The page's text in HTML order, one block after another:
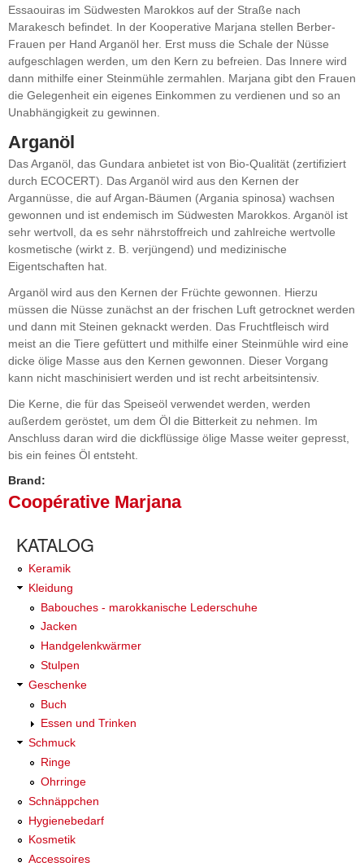
Essaouiras im Südwesten Marokkos auf der Straße nach
Marakesch befindet. In der Kooperative Marjana stellen Berber-
Frauen per Hand Arganöl her. Erst muss die Schale der Nüsse
aufgeschlagen werden, um den Kern zu befreien. Das Innere wird
dann mithilfe einer Steinmühle zermahlen. Marjana gibt den Frauen
die Gelegenheit ein eigenes Einkommen zu verdienen und so an
Unabhängigkeit zu gewinnen.
Arganöl
Das Arganöl, das Gundara anbietet ist von Bio-Qualität (zertifiziert
durch ECOCERT). Das Arganöl wird aus den Kernen der
Argannüsse, die auf Argan-Bäumen (Argania spinosa) wachsen
gewonnen und ist endemisch im Südwesten Marokkos. Arganöl ist
sehr wertvoll, da es sehr nährstoffreich und zahlreiche wertvolle
kosmetische (wirkt z. B. verjüngend) und medizinische
Eigentschaften hat.
Arganöl wird aus den Kernen der Früchte gewonnen. Hierzu
müssen die Nüsse zunächst an der frischen Luft getrocknet werden
und dann mit Steinen geknackt werden. Das Fruchtfleisch wird
meist an die Tiere gefüttert und mithilfe einer Steinmühle wird eine
dicke ölige Masse aus den Kernen gewonnen. Dieser Vorgang
kann nicht maschinisiert werden und ist recht arbeitsintensiv.
Die Kerne, die für das Speiseöl verwendet werden, werden
außerdem geröstet, um dem Öl die Bitterkeit zu nehmen. Im
Anschluss daran wird die dickflüssige ölige Masse weiter gepresst,
bis ein feines Öl entsteht.
Brand:
Coopérative Marjana
KATALOG
Keramik
Kleidung
Babouches - marokkanische Lederschuhe
Jacken
Handgelenkwärmer
Stulpen
Geschenke
Buch
Essen und Trinken
Schmuck
Ringe
Ohrringe
Schnäppchen
Hygienebedarf
Kosmetik
Accessoires